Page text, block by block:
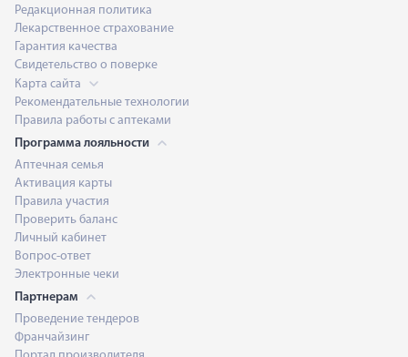
Редакционная политика
Лекарственное страхование
Гарантия качества
Свидетельство о поверке
Карта сайта
Рекомендательные технологии
Правила работы с аптеками
Программа лояльности
Аптечная семья
Активация карты
Правила участия
Проверить баланс
Личный кабинет
Вопрос-ответ
Электронные чеки
Партнерам
Проведение тендеров
Франчайзинг